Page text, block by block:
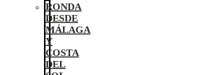
RONDA
DESDE
MÁLAGA
Y
COSTA
DEL